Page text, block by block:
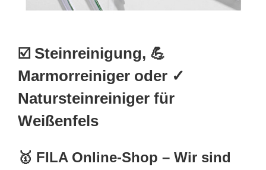
☑️ Steinreinigung, 💪
Marmorreiniger oder ✓
Natursteinreiniger für
Weißenfels
🥇 FILA Online-Shop – Wir sind